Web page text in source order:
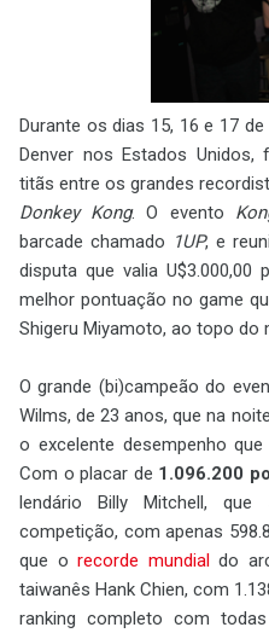
Durante os dias 15, 16 e 17
Denver nos Estados
titãs entre os grandes
Donkey Kong. O evento
barcade chamado 1UP, e
disputa que valia U$3.000,00
melhor pontuação no game
Shigeru Miyamoto, ao topo do
O grande (bi)campeão do
Wilms, de 23 anos, que na
o excelente desempenho
Com o placar de 1.096.200
lendário Billy Mitchell,
competição, com apenas
que o recorde mundialdo
taiwanês Hank Chien, com
ranking completo com